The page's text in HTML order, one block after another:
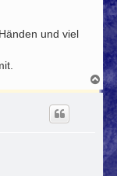
und viel
N
a
c
h
o
b
e
n